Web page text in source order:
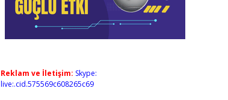
Reklam ve İletişim: Skype:
live:.cid.575569c608265c69